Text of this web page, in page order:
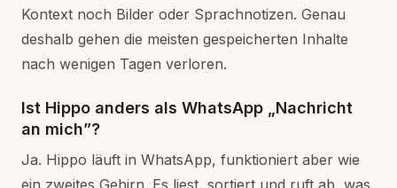
Kontext noch Bilder oder Sprachnotizen. Genau
deshalb gehen die meisten gespeicherten Inhalte
nach wenigen Tagen verloren.
Ist Hippo anders als WhatsApp „Nachricht
an mich”?
Ja. Hippo läuft in WhatsApp, funktioniert aber wie
ein zweites Gehirn. Es liest, sortiert und ruft ab, was